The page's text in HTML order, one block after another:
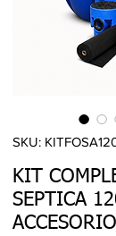
SKU:
KIT
SEPTICA